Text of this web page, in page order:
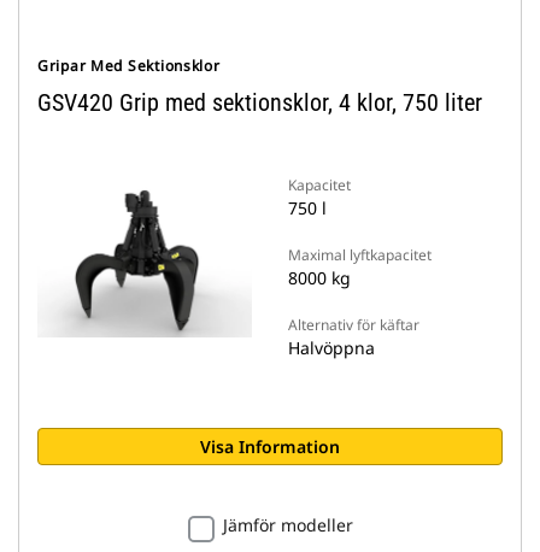
Gripar Med Sektionsklor
GSV420 Grip med sektionsklor, 4 klor, 750 liter
Kapacitet
750 l
Maximal lyftkapacitet
8000 kg
Alternativ för käftar
Halvöppna
Visa Information
Jämför modeller